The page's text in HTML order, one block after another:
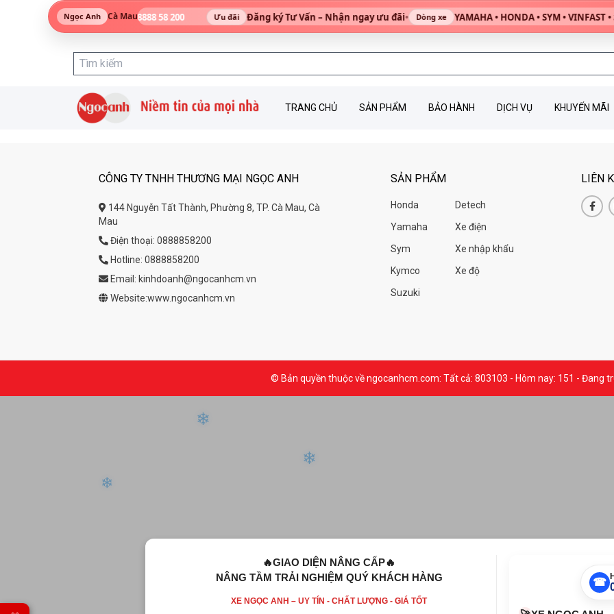
TRANG CHỦ SẢN PHẨM BẢO HÀNH DỊCH VỤ KHUYẾN MÃI
CÔNG TY TNHH THƯƠNG MẠI NGỌC ANH
144 Nguyễn Tất Thành, Phường 8, TP. Cà Mau, Cà
Mau
Điện thoại: 0888858200
Hotline: 0888858200
Email: kinhdoanh@ngocanhcm.vn
Website:www.ngocanhcm.vn
SẢN PHẨM
Honda
Yamaha
Sym
Kymco
Suzuki
Detech
Xe điện
Xe nhập khẩu
Xe độ
LIÊN
© Bản quyền thuộc về ngocanhcm.com: Tất cả: 803103 - Hôm nay: 151 - Đang
🔥GIAO DIỆN NÂNG CẤP🔥
NÂNG TẦM TRẢI NGHIỆM QUÝ KHÁCH HÀNG
XE NGỌC ANH – UY TÍN - CHẤT LƯỢNG - GIÁ TỐT
☎
Ngọc Anh Cà Mau
• DATBIKE• Hotline 08888 58 200 Ưu đãi Đăng ký Tư Vấn – Nhận ngay ưu đãi• Dòng xe YAMAHA • HONDA • SYM • VINFAST •
❄
❄
❄